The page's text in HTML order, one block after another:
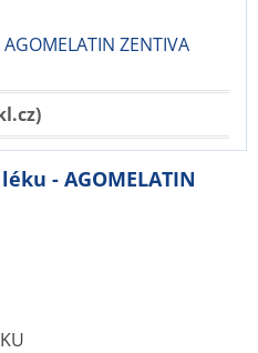
ZENTIVA
- AGOMELATIN